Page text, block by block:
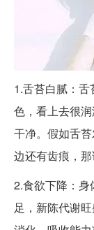
1.舌苔白腻：
色，看上去很
干净。假如舌
边还有齿痕，那
2.食欲下降：
足，新陈代谢